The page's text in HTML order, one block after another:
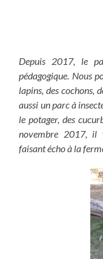
Depuis 2017, le
pédagogique. Nous
lapins, des cochons,
aussi un parc à
le potager, des
novembre 2017, il
faisant écho à la